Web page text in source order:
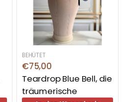
BEHÜTET
€75,00
Teardrop Blue Bell, die
träumerische